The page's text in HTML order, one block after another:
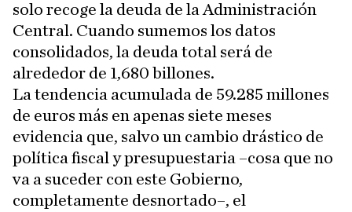
solo recoge la deuda de la Administración
Central. Cuando sumemos los datos
consolidados, la deuda total será de
alrededor de 1,680 billones.
La tendencia acumulada de 59.285 millones
de euros más en apenas siete meses
evidencia que, salvo un cambio drástico de
política fiscal y presupuestaria –cosa que no
va a suceder con este Gobierno,
completamente desnortado–, el